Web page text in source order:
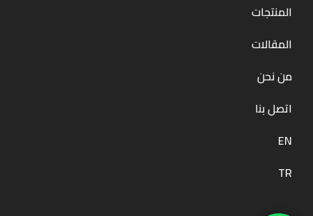
المنتجات
المقالات
من نحن
اتصل بنا
EN
TR